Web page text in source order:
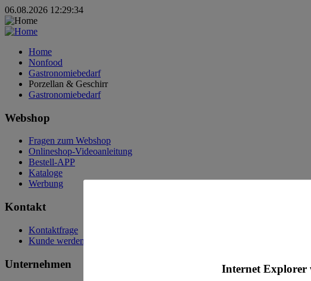
Internet Explorer
06.08.2026 12:29:34
Home
Nonfood
Gastronomiebedarf
Porzellan & Geschirr
Gastronomiebedarf
Webshop
Fragen zum Webshop
Onlineshop-Videoanleitung
Bestell-APP
Kataloge
Werbung
Kontakt
Kontaktfrage
Kunde werden
Unternehmen